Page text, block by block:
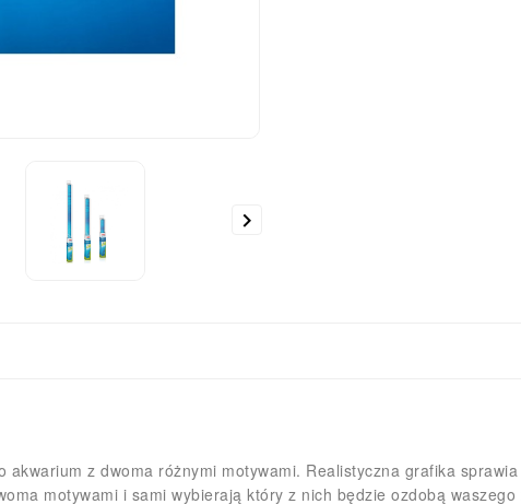

z dwoma różnymi motywami. Realistyczna grafika
motywami i sami wybierają który z nich będzie ozdobą